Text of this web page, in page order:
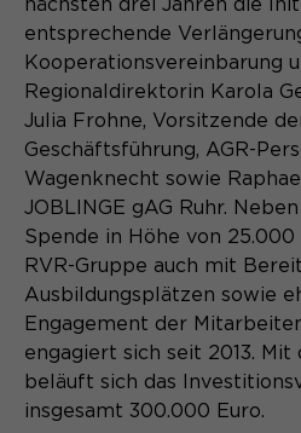
Zweck
Content
Webseite. Diese
unerlässlich,
Website
Sie ermöglichen
zu erkennen
offen zu halten.
einem
geschlossenen
ID als
"hash-Wert")
Name PHPSESSID
Anbieter Matomo
Laufzeit 13 Monate
Zweck
Dient zur
Name _pk_ses*
Anbieter Matomo
Laufzeit 30 Minuten
Aktivierung
Diese Cookies ermöglichen
Übersetzung der Website-
Name googtrans
Anbieter GTranslate Inc.
Laufzeit
Zweck
Speichert die
Sprache für die
Übersetzung der
Cookie-Informationen
nächsten drei Jahren die
entsprechende
Kooperationsvereinbarung
Regionaldirektorin Karola
Julia Frohne, Vorsitzende
Geschäftsführung, AGR-
Wagenknecht sowie
JOBLINGE gAG Ruhr.
Spende in Höhe von
RVR-Gruppe auch mit
Ausbildungsplätzen sowie
Engagement der
engagiert sich seit 2013. Mit
beläuft sich das
insgesamt 300.000 Euro.